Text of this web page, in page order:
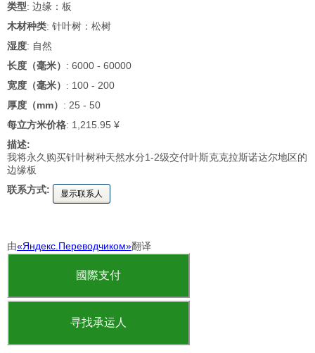
类型: 边缘：板
木材种类: 针叶树：松树
湿度: 自然
长度（毫米） : 6000 - 60000
宽度（毫米） : 100 - 200
厚度（mm） : 25 - 50
每立方米价格: 1,215.95 ¥
描述:
我将永久购买针叶树种天然水分1-2级交付叶斯克克拉斯诺达尔地区的
边缘板
联系方式:
显示联系人
由«Яндекс.Переводчиком»翻译
國際支付
寻找承运人